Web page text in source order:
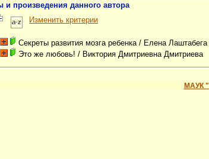
и произведения данного автора
Изменить критерии
Секреты развития мозга ребенка/ Елена Лаштабега
Это же любовь! / Виктория Дмитриевна Дмитриева
МАУК